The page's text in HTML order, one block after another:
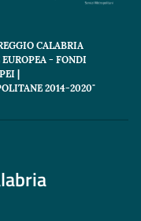
CALABRIA
- FONDI
|
2014-2020"